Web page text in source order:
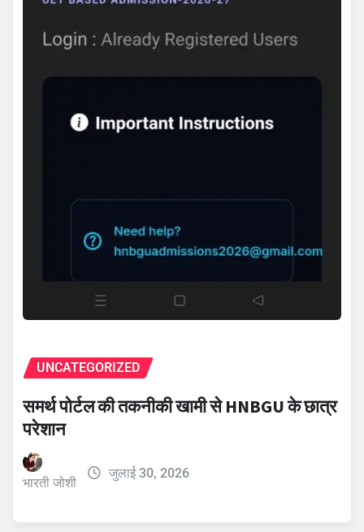
UNCATEGORIZED
समर्थ पोर्टल की तकनीकी खामी से HNBGU के छात्र
परेशान
भारती जोशी
जुलाई 30, 2026